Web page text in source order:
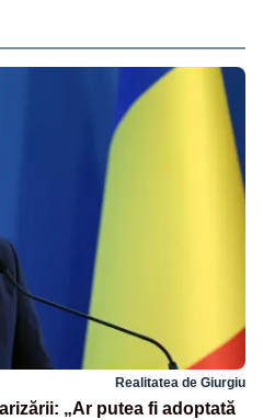
Realitatea de Giurgiu
„Ar putea fi adoptată